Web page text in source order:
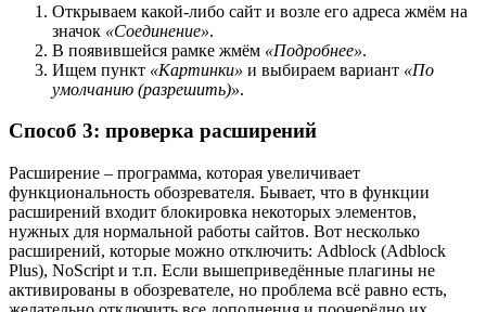
Открываем какой-либо сайт и возле его адреса жмём на
значок «Соединение».
В появившейся рамке жмём «Подробнее».
Ищем пункт «Картинки» и выбираем вариант «По
умолчанию (разрешить)».
Способ 3: проверка расширений
Расширение – программа, которая увеличивает
функциональность обозревателя. Бывает, что в функции
расширений входит блокировка некоторых элементов,
нужных для нормальной работы сайтов. Вот несколько
расширений, которые можно отключить: Adblock (Adblock
Plus), NoScript и т.п. Если вышеприведённые плагины не
активированы в обозревателе, но проблема всё равно есть,